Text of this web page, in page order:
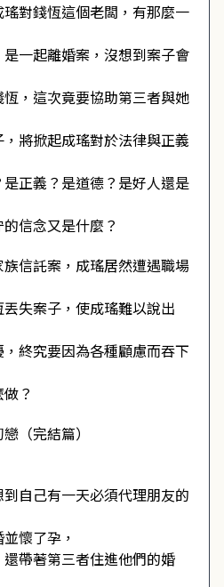
對錢恆這個老闆，有那麼一
一起離婚案，沒想到案子會
，這次竟要協助第三者與她
將掀起成瑤對於法律與正義
正義？是道德？是好人還是
信念又是什麼？
信託案，成瑤居然遭遇職場
失案子，使成瑤難以說出
終究要因為各種顧慮而吞下
？
（完結篇）
自己有一天必須代理朋友的
懷了孕，
帶著第三者住進他們的婚